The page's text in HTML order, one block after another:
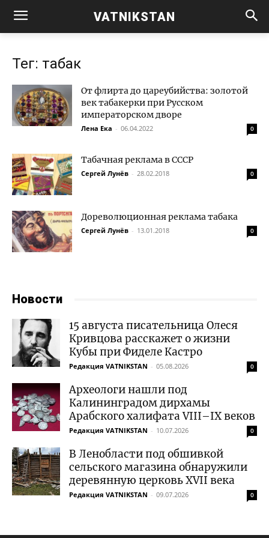
VATNIKSTAN
Тег: табак
От флирта до цареубийства: золотой
век табакерки при Русском
императорском дворе
Лена Ека - 06.04.2022 0
Табачная реклама в СССР
Сергей Лунёв - 28.02.2018 0
Дореволюционная реклама табака
Сергей Лунёв - 13.01.2018 0
Новости
15 августа писательница Олеся
Кривцова расскажет о жизни
Кубы при Фиделе Кастро
Редакция VATNIKSTAN - 05.08.2026 0
Археологи нашли под
Калининградом дирхамы
Арабского халифата VIII–IX веков
Редакция VATNIKSTAN - 10.07.2026 0
В Ленобласти под обшивкой
сельского магазина обнаружили
деревянную церковь XVII века
Редакция VATNIKSTAN - 09.07.2026 0